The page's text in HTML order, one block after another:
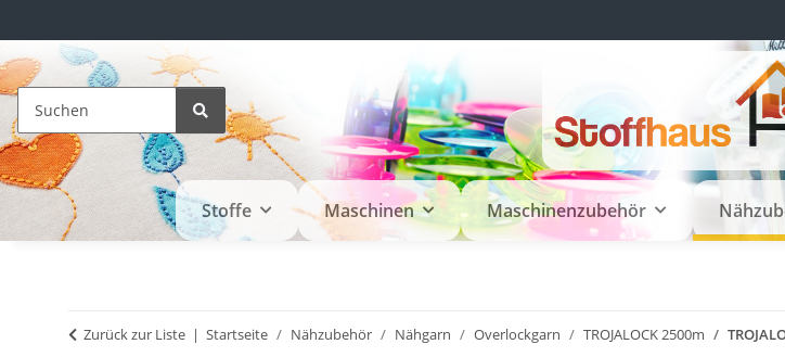
Stoffe Maschinen Maschinenzubehör
Zurück zur Liste Startseite Nähzubehör Nähgarn Overlockgarn TROJALOCK 2500m